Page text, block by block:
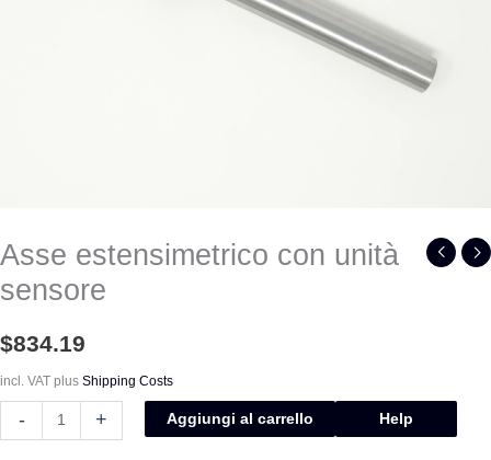
Asse estensimetrico con unità
sensore
$834.19
incl. VAT plus Shipping Costs
- + Aggiungi al carrello Help